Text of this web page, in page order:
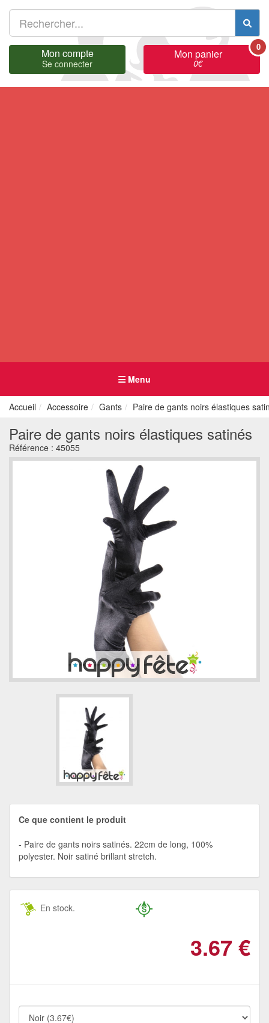
Mon compte
Se connecter
Mon panier
0€
0
Menu
Accueil Accessoire Gants Paire de gants noirs élastiques
Paire de gants noirs élastiques satinés
Référence : 45055
Ce que contient le produit
Paire de gants noirs satinés. 22cm de long, 100%
polyester. Noir satiné brillant stretch.
En stock.
3.67 €